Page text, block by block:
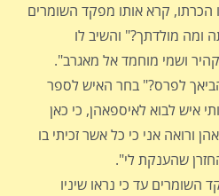
הכרתו, קרא אותו מפקד השומרים
ומה מולדתך?" והשיב לו
ושמי מוחמד אל מאגרב".
לפרס?" בחר האיש לספר
איש לבוא לאיספאהן, כי כאן
ורואה אני כי כל אשר זכיתי בו
שהענקת לי".
עד כי נראו שיניו